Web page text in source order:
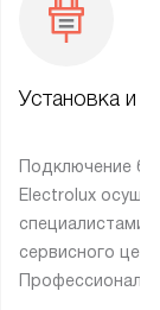
Установка и
Подключение
Electrolux
специалистами
сервисного